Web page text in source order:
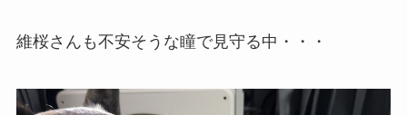
維桜さんも不安そうな瞳で見守る中・・・